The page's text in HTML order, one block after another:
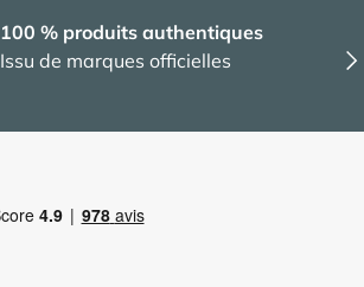
100 % produits authentiques
Issu de marques officielles